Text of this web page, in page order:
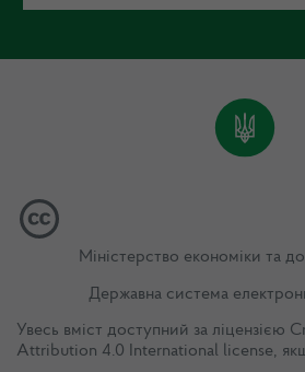
Міністерство економіки та
Державна система
Увесь вміст доступний за ліцензією
Attribution 4.0 International license,